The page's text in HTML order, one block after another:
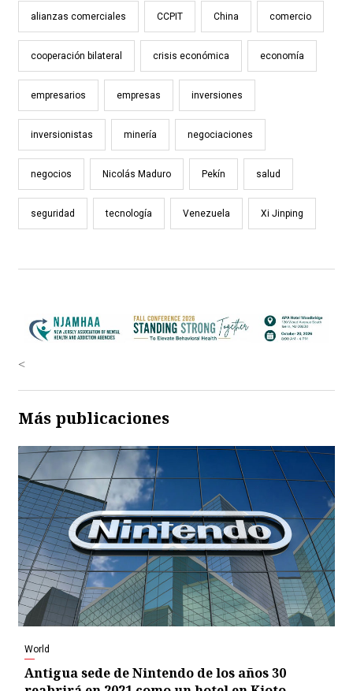
alianzas comerciales CCPIT China comercio
cooperación bilateral crisis económica economía
empresarios empresas inversiones
inversionistas minería negociaciones
negocios Nicolás Maduro Pekín salud
seguridad tecnología Venezuela Xi Jinping
<
Más publicaciones
World
Antigua sede de Nintendo de los años 30